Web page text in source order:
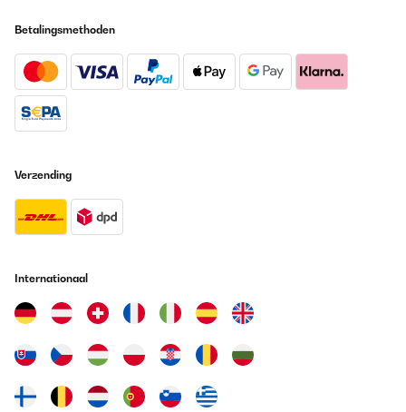
Betalingsmethoden
Verzending
Internationaal